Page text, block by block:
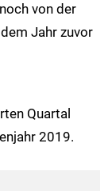
von der
Jahr zuvor
Quartal
2019.